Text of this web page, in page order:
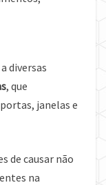
diversas
, que
janelas e
de causar não
na